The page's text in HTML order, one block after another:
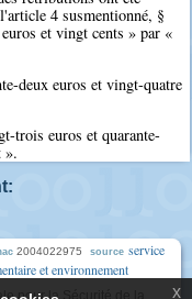
4 susmentionné, §
et vingt cents » par «
deux euros et vingt-quatre
trois euros et quarante-
».
2004022975 source service
et environnement
x